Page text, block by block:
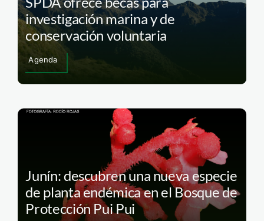
investigación marina y de
conservación voluntaria
Agenda
Junín: descubren una nueva especie
de planta endémica en el Bosque de
Protección Pui Pui